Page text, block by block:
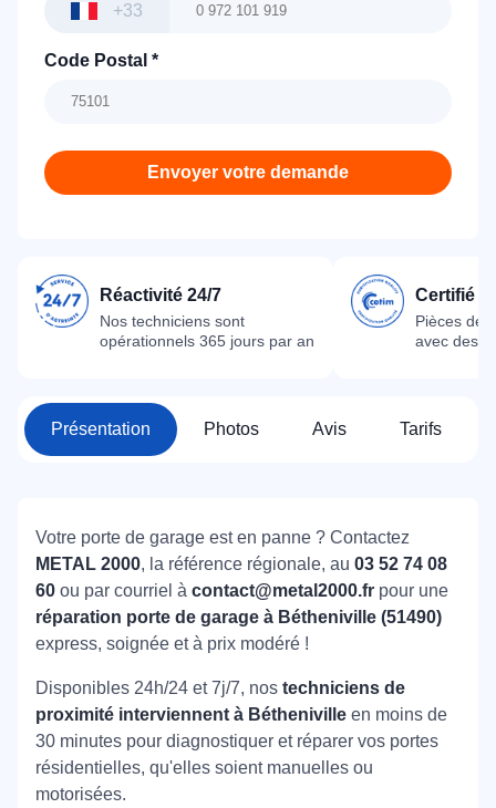
+33
Code Postal *
Envoyer votre demande
Réactivité 24/7
Nos techniciens sont
opérationnels 365 jours par an
Certifié
Pièces
avec des
Présentation Photos Avis Tarifs
Votre porte de garage est en panne ? Contactez
METAL 2000, la référence régionale, au 03 52 74 08
60 ou par courriel à contact@metal2000.fr pour une
réparation porte de garage à Bétheniville (51490)
express, soignée et à prix modéré !
Disponibles 24h/24 et 7j/7, nos techniciens de
proximité interviennent à Bétheniville en moins de
30 minutes pour diagnostiquer et réparer vos portes
résidentielles, qu'elles soient manuelles ou
motorisées.